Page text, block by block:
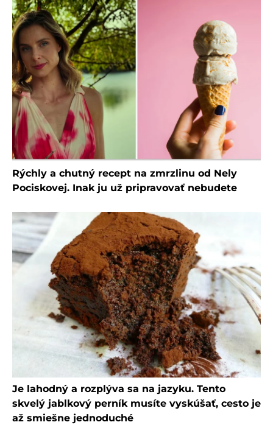
Rýchly a chutný recept na zmrzlinu od Nely
Pociskovej. Inak ju už pripravovať nebudete
Je lahodný a rozplýva sa na jazyku. Tento
skvelý jablkový perník musíte vyskúšať, cesto je
až smiešne jednoduché